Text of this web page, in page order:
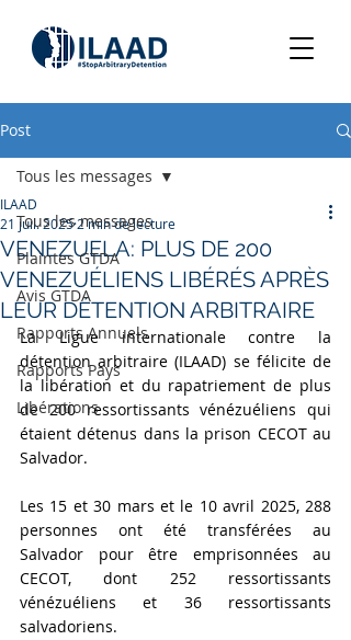
Post
Tous les messages
Plaintes GTDA
Avis GTDA
Rapports Annuels
Rapports Pays
Libérations
Tous les messages
VENEZUELA: PLUS DE 200
VENEZUÉLIENS LIBÉRÉS APRÈS
LEUR DÉTENTION ARBITRAIRE
ILAAD
21 juil. 2025 2 min de lecture
La Ligue internationale contre la
détention arbitraire (ILAAD) se félicite de
la libération et du rapatriement de plus
de 200 ressortissants vénézuéliens qui
étaient détenus dans la prison CECOT au
Salvador.
Les 15 et 30 mars et le 10 avril 2025, 288
personnes ont été transférées au
Salvador pour être emprisonnées au
CECOT, dont 252 ressortissants
vénézuéliens et 36 ressortissants
salvadoriens.